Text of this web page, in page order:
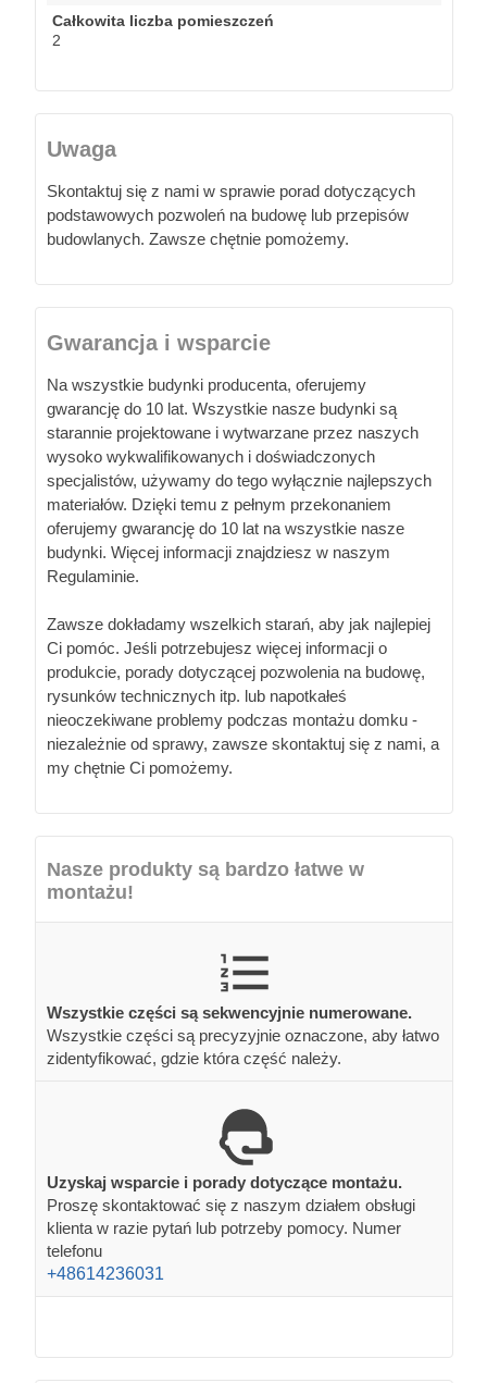
Całkowita liczba pomieszczeń
2
Uwaga
Skontaktuj się z nami w sprawie porad dotyczących
podstawowych pozwoleń na budowę lub przepisów
budowlanych. Zawsze chętnie pomożemy.
Gwarancja i wsparcie
Na wszystkie budynki producenta, oferujemy
gwarancję do 10 lat. Wszystkie nasze budynki są
starannie projektowane i wytwarzane przez naszych
wysoko wykwalifikowanych i doświadczonych
specjalistów, używamy do tego wyłącznie najlepszych
materiałów. Dzięki temu z pełnym przekonaniem
oferujemy gwarancję do 10 lat na wszystkie nasze
budynki. Więcej informacji znajdziesz w naszym
Regulaminie.
Zawsze dokładamy wszelkich starań, aby jak najlepiej
Ci pomóc. Jeśli potrzebujesz więcej informacji o
produkcie, porady dotyczącej pozwolenia na budowę,
rysunków technicznych itp. lub napotkałeś
nieoczekiwane problemy podczas montażu domku -
niezależnie od sprawy, zawsze skontaktuj się z nami, a
my chętnie Ci pomożemy.
Nasze produkty są bardzo łatwe w
montażu!
Wszystkie części są sekwencyjnie numerowane.
Wszystkie części są precyzyjnie oznaczone, aby łatwo
zidentyfikować, gdzie która część należy.
Uzyskaj wsparcie i porady dotyczące montażu.
Proszę skontaktować się z naszym działem obsługi
klienta w razie pytań lub potrzeby pomocy. Numer
telefonu
+48614236031